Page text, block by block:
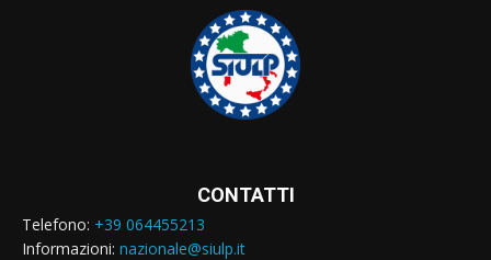
CONTATTI
Telefono: +39 064455213
Informazioni: nazionale@siulp.it